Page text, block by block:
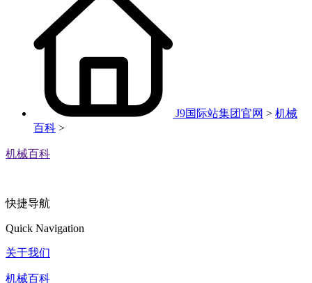
J9国际站集团官网 > 机械
百科 >
机械百科
快捷导航
Quick Navigation
关于我们
机械百科